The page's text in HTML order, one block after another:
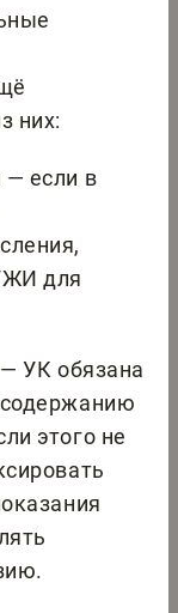
них:
— если в
для
— УК обязана
этого не